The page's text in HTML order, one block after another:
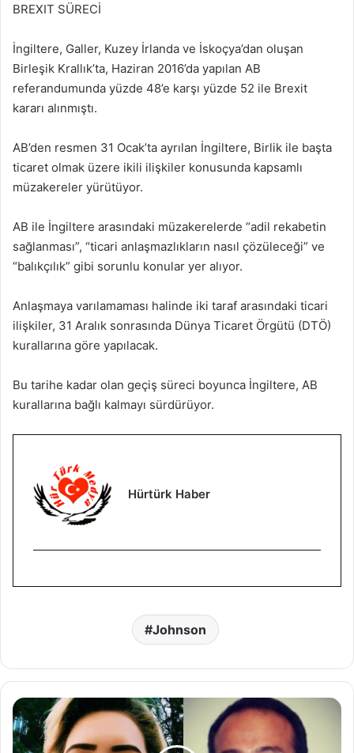
BREXIT SÜRECİ
İngiltere, Galler, Kuzey İrlanda ve İskoçya’dan oluşan
Birleşik Krallık’ta, Haziran 2016’da yapılan AB
referandumunda yüzde 48’e karşı yüzde 52 ile Brexit
kararı alınmıştı.
AB’den resmen 31 Ocak’ta ayrılan İngiltere, Birlik ile başta
ticaret olmak üzere ikili ilişkiler konusunda kapsamlı
müzakereler yürütüyor.
AB ile İngiltere arasındaki müzakerelerde “adil rekabetin
sağlanması”, “ticari anlaşmazlıkların nasıl çözüleceği” ve
“balıkçılık” gibi sorunlu konular yer alıyor.
Anlaşmaya varılamaması halinde iki taraf arasındaki ticari
ilişkiler, 31 Aralık sonrasında Dünya Ticaret Örgütü (DTÖ)
kurallarına göre yapılacak.
Bu tarihe kadar olan geçiş süreci boyunca İngiltere, AB
kurallarına bağlı kalmayı sürdürüyor.
Hürtürk Haber
Johnson
Ş
u
l